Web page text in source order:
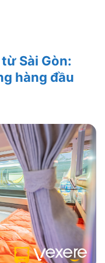
Sài Gòn:
hàng đầu